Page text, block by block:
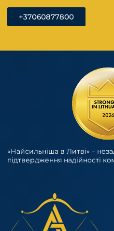
+37060877800
«Найсильніша в Литві» –
підтвердження надійності